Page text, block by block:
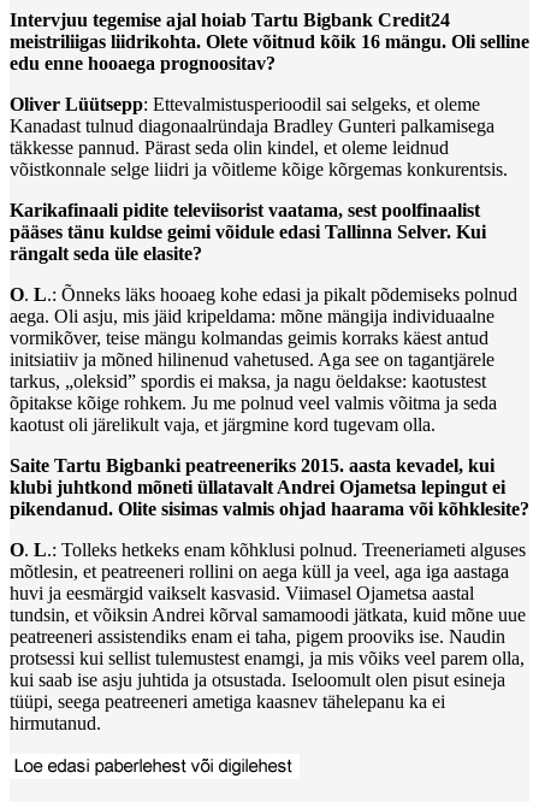
Intervjuu tegemise ajal hoiab Tartu Bigbank Credit24
meistriliigas liidrikohta. Olete võitnud kõik 16 mängu. Oli selline
edu enne hooaega prognoositav?
Oliver Lüütsepp: Ettevalmistusperioodil sai selgeks, et oleme
Kanadast tulnud diagonaalründaja Bradley Gunteri palkamisega
täkkesse pannud. Pärast seda olin kindel, et oleme leidnud
võistkonnale selge liidri ja võitleme kõige kõrgemas konkurentsis.
Karikafinaali pidite televiisorist vaatama, sest poolfinaalist
pääses tänu kuldse geimi võidule edasi Tallinna Selver. Kui
rängalt seda üle elasite?
O. L.: Õnneks läks hooaeg kohe edasi ja pikalt põdemiseks polnud
aega. Oli asju, mis jäid kripeldama: mõne mängija individuaalne
vormikõver, teise mängu kolmandas geimis korraks käest antud
initsiatiiv ja mõned hilinenud vahetused. Aga see on tagantjärele
tarkus, „oleksid” spordis ei maksa, ja nagu öeldakse: kaotustest
õpitakse kõige rohkem. Ju me polnud veel valmis võitma ja seda
kaotust oli järelikult vaja, et järgmine kord tugevam olla.
Saite Tartu Bigbanki peatreeneriks 2015. aasta kevadel, kui
klubi juhtkond mõneti üllatavalt Andrei Ojametsa lepingut ei
pikendanud. Olite sisimas valmis ohjad haarama või kõhklesite?
O. L.: Tolleks hetkeks enam kõhklusi polnud. Treeneriameti alguses
mõtlesin, et peatreeneri rollini on aega küll ja veel, aga iga aastaga
huvi ja eesmärgid vaikselt kasvasid. Viimasel Ojametsa aastal
tundsin, et võiksin Andrei kõrval samamoodi jätkata, kuid mõne uue
peatreeneri assistendiks enam ei taha, pigem prooviks ise. Naudin
protsessi kui sellist tulemustest enamgi, ja mis võiks veel parem olla,
kui saab ise asju juhtida ja otsustada. Iseloomult olen pisut esineja
tüüpi, seega peatreeneri ametiga kaasnev tähelepanu ka ei
hirmutanud.